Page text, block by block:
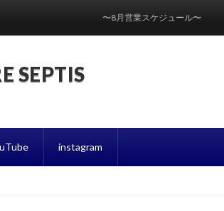
SEPTIS
instagram
〜8月営業スケジュール〜